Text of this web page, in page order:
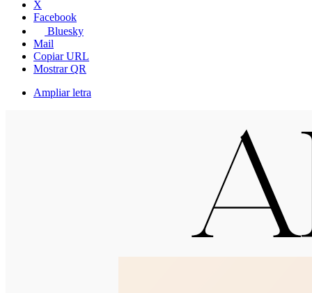
X
Facebook
Bluesky
Mail
Copiar URL
Mostrar QR
Ampliar letra